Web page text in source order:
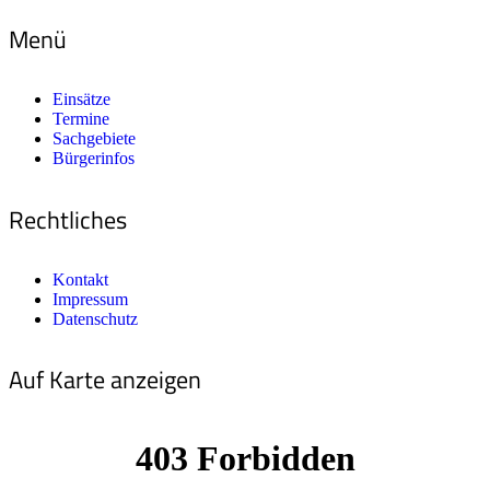
Menü
Einsätze
Termine
Sachgebiete
Bürgerinfos
Rechtliches
Kontakt
Impressum
Datenschutz
Auf Karte anzeigen